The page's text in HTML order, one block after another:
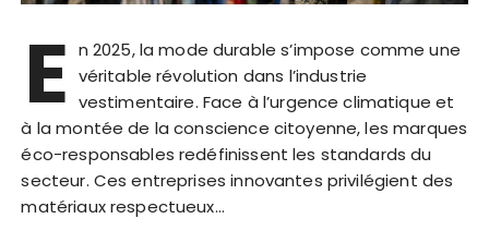
E n 2025, la mode durable s’impose comme une
véritable révolution dans l’industrie
vestimentaire. Face à l’urgence climatique et
à la montée de la conscience citoyenne, les marques
éco-responsables redéfinissent les standards du
secteur. Ces entreprises innovantes privilégient des
matériaux respectueux…